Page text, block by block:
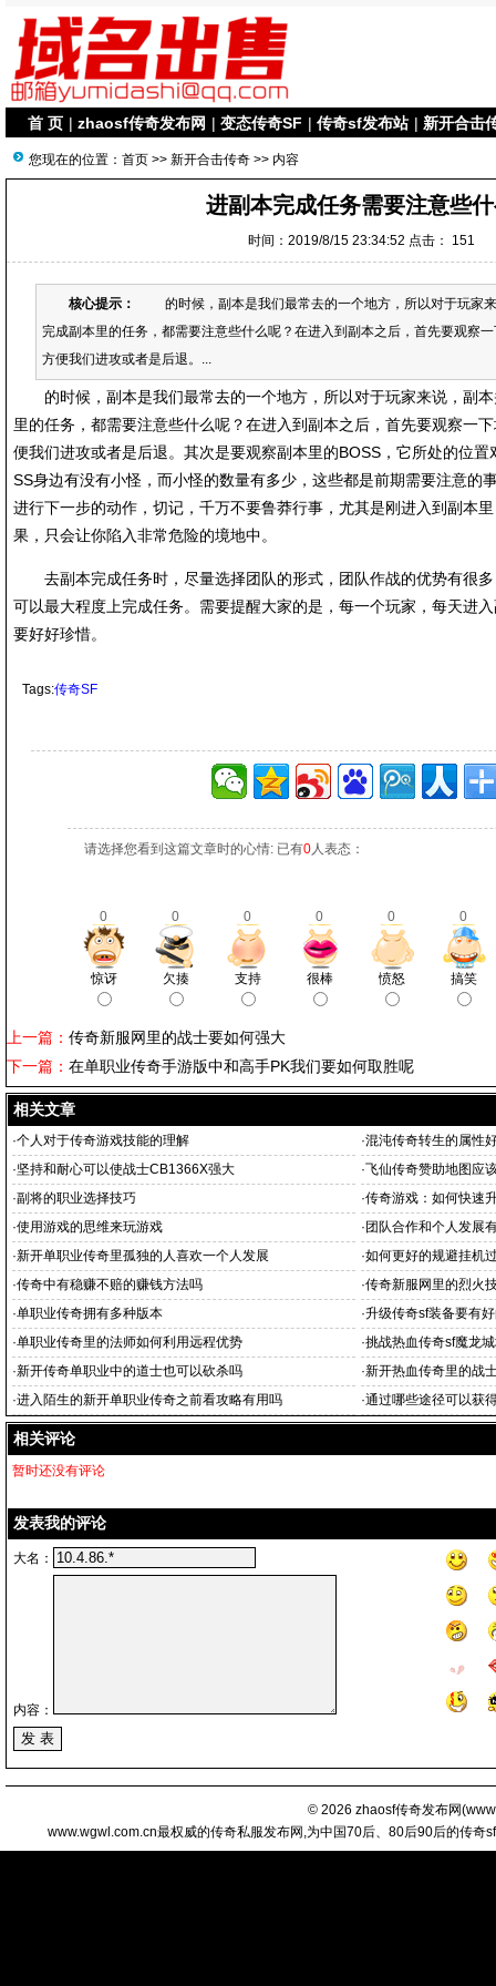
首 页 | zhaosf传奇发布网 | 变态传奇SF | 传奇sf发布站 | 新开合击
您现在的位置： 首页 >> 新开合击传奇 >> 内容
进副本完成任务需要注意些
时间：2019/8/15 23:34:52 点击： 151
核心提示：
的时候，副本是我们最常去的一个地方，所以对于玩家
完成副本里的任务，都需要注意些什么呢？在进入到副本之后，首先要观察
方便我们进攻或者是后退。...
的时候，副本是我们最常去的一个地方，所以对于玩家来说，副本
里的任务，都需要注意些什么呢？在进入到副本之后，首先要观察一
便我们进攻或者是后退。其次是要观察副本里的BOSS，它所处的位
SS身边有没有小怪，而小怪的数量有多少，这些都是前期需要注意的
进行下一步的动作，切记，千万不要鲁莽行事，尤其是刚进入到副本
果，只会让你陷入非常危险的境地中。
去副本完成任务时，尽量选择团队的形式，团队作战的优势有很多
可以最大程度上完成任务。需要提醒大家的是，每一个玩家，每天进
要好好珍惜。
Tags:传奇SF
请选择您看到这篇文章时的心情: 已有0人表态：
0 0 0 0 0 0
惊讶 欠揍 支持 很棒 愤怒 搞笑
上一篇： 传奇新服网里的战士要如何强大
下一篇： 在单职业传奇手游版中和高手PK我们要如何取胜呢
相关文章
·个人对于传奇游戏技能的理解 ·混沌传奇转生的属性
·坚持和耐心可以使战士CB1366X强大 ·飞仙传奇赞助地图应
·副将的职业选择技巧 ·传奇游戏：如何快速
·使用游戏的思维来玩游戏 · 团队合作和个人发展
·新开单职业传奇里孤独的人喜欢一个人发展 ·如何更好的规避挂机
·传奇中有稳赚不赔的赚钱方法吗 ·传奇新服网里的烈火
·单职业传奇拥有多种版本 ·升级传奇sf装备要有
·单职业传奇里的法师如何利用远程优势 ·挑战热血传奇sf魔龙
·新开传奇单职业中的道士也可以砍杀吗 ·新开热血传奇里的战
·进入陌生的新开单职业传奇之前看攻略有用吗 ·通过哪些途径可以获
相关评论
暂时还没有评论
发表我的评论
大名：
内容：
© 2026 zhaosf传奇发布网(
www.wgwl.com.cn最权威的传奇私服发布网,为中国70后、80后90后的传